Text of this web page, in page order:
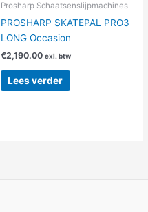
Prosharp Schaatsenslijpmachines
PROSHARP SKATEPAL PRO3
LONG Occasion
€2,190.00 exl. btw
Lees verder